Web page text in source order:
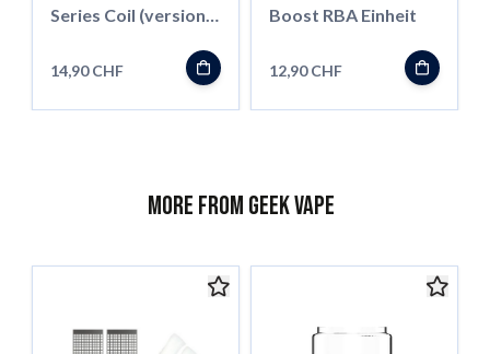
Series Coil (versione
14,90 CHF
Boost RBA Einheit
12,90 CHF
More from Geek Vape